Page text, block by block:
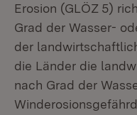
Erosion (GLÖZ 5)
Grad der Wasser-
der
die Länder die
nach Grad der